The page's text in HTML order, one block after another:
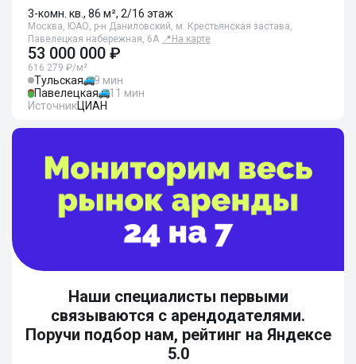
3-комн. кв., 86 м², 2/16 этаж
Москва, ЮАО, р-н Даниловский, м. Крестьянская застава,
Павелецкая набережная, 6А 📍 На карте
53 000 000 ₽
616 279 ₽/м²
Тульская
9 мин
Павелецкая
11 мин
ИсточникЦИАН
Наши специалисты первыми
связываются с арендодателями.
Поручи подбор нам, рейтинг на Яндексе
5.0